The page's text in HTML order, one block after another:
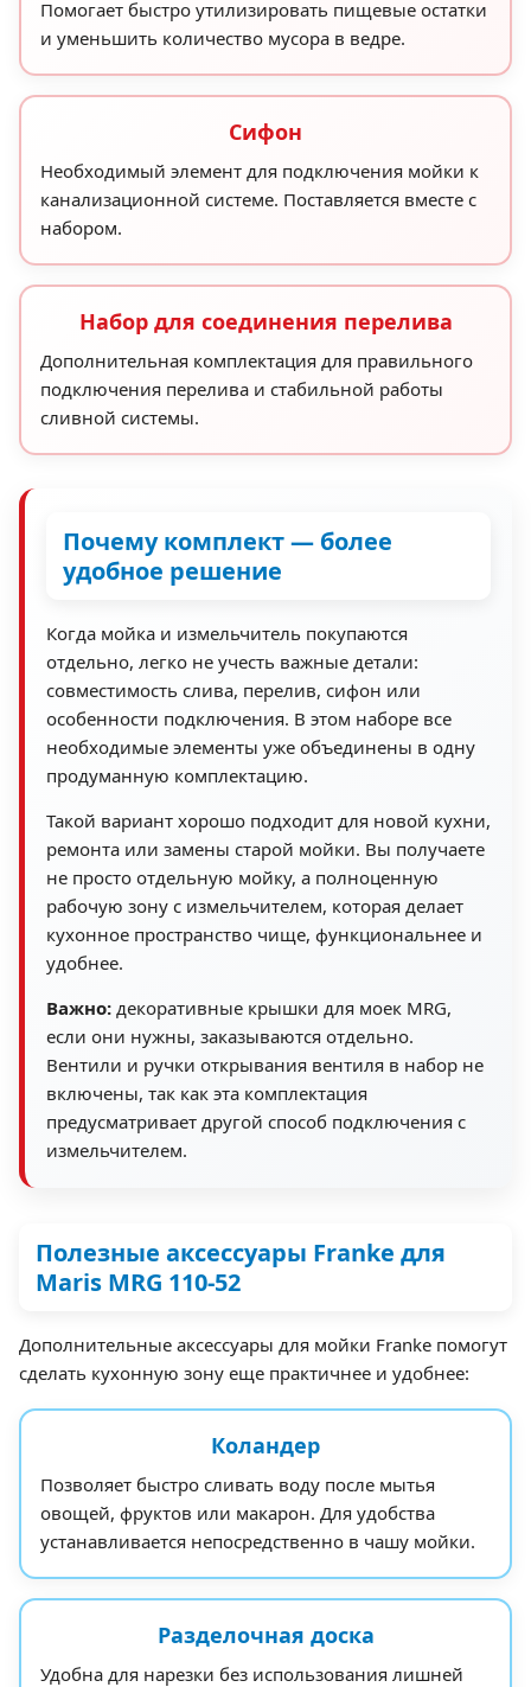
Помогает быстро утилизировать пищевые остатки
и уменьшить количество мусора в ведре.
Сифон
Необходимый элемент для подключения мойки к
канализационной системе. Поставляется вместе с
набором.
Набор для соединения перелива
Дополнительная комплектация для правильного
подключения перелива и стабильной работы
сливной системы.
Почему комплект — более
удобное решение
Когда мойка и измельчитель покупаются
отдельно, легко не учесть важные детали:
совместимость слива, перелив, сифон или
особенности подключения. В этом наборе все
необходимые элементы уже объединены в одну
продуманную комплектацию.
Такой вариант хорошо подходит для новой кухни,
ремонта или замены старой мойки. Вы получаете
не просто отдельную мойку, а полноценную
рабочую зону с измельчителем, которая делает
кухонное пространство чище, функциональнее и
удобнее.
Важно: декоративные крышки для моек MRG,
если они нужны, заказываются отдельно.
Вентили и ручки открывания вентиля в набор не
включены, так как эта комплектация
предусматривает другой способ подключения с
измельчителем.
Полезные аксессуары Franke для
Maris MRG 110-52
Дополнительные аксессуары для мойки Franke помогут
сделать кухонную зону еще практичнее и удобнее:
Коландер
Позволяет быстро сливать воду после мытья
овощей, фруктов или макарон. Для удобства
устанавливается непосредственно в чашу мойки.
Разделочная доска
Удобна для нарезки без использования лишней